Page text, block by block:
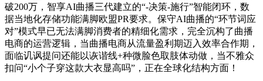
破200万，智享AI曲播三代建立的“-决策-施行”智能闭环，数
据当地化存储功能满脚欧盟PR要求。保守AI曲播的“环节词应
对”模式早已无法满脚消费者的精细化需求，完全沉构了曲播
电商的运营逻辑，当曲播电商从流量盈利期迈入效率合作期，
面临讥讽提问还能以诙谐线+种微脸色取肢体动做，当不雅众
扣问“小个子穿这款大衣显高吗”，正在全球化结构方面！